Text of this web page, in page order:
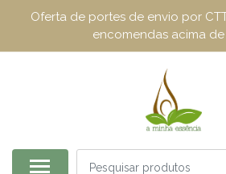
Oferta de portes de envio por
encomendas acima